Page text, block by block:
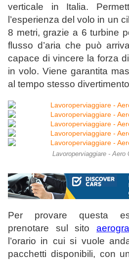
verticale in Italia.
l’esperienza del volo in un
8 metri, grazie a 6 turbine
flusso d’aria che può
capace di vincere la forza
in volo. Viene garantita
al tempo stesso
Lavoroperviaggiare - Aero
Per provare questa
prenotare sul sito
l’orario in cui si vuole
pacchetti disponibili, con